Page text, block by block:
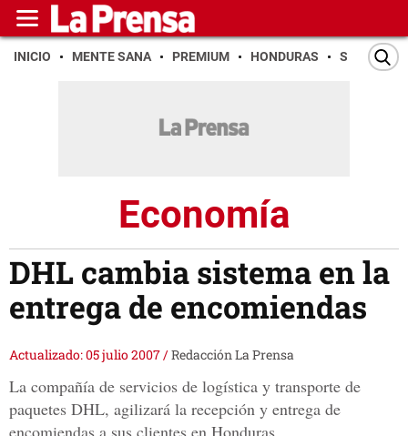
INICIO MENTE SANA PREMIUM HONDURAS SAN PEDRO
Economía
DHL cambia sistema en la
entrega de encomiendas
Actualizado: 05 julio 2007/Redacción La Prensa
La compañía de servicios de logística y transporte de
paquetes DHL, agilizará la recepción y entrega de